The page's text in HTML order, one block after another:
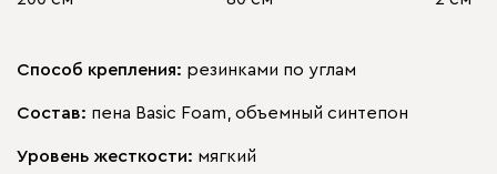
Способ крепления: резинками по углам
Состав: пена Basic Foam, объемный синтепон
Уровень жесткости: мягкий